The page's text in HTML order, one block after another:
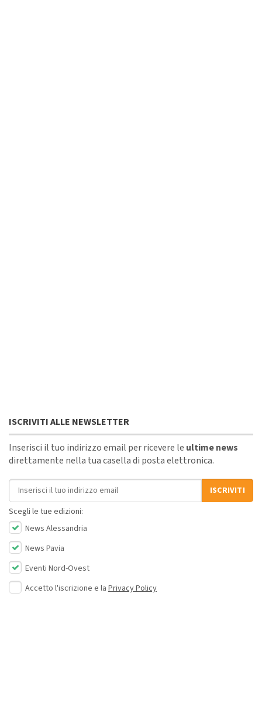
ISCRIVITI ALLE NEWSLETTER
Inserisci il tuo indirizzo email per ricevere le ultime news
direttamente nella tua casella di posta elettronica.
Indirizzo email
ISCRIVITI
Scegli le tue edizioni:
News Alessandria
News Pavia
Eventi Nord-Ovest
Accetto l'iscrizione e la Privacy Policy